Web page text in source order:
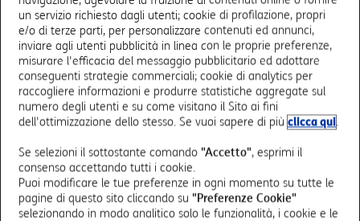
Mobile Edge Computing: il caso
d’applicazione delle Smart City
Tra le molteplici possibilità offerte dal Mobile Edge
Computing spiccano anche le applicazioni per le Smart
City. Infatti, questa tecnologia consente alle pubbliche
migliorano la qualità della vita dei cittadini e l’efficienza
operativa delle città.
Alcuni esempi pratici includono:
un servizio richiesto dagli utenti; cookie di profilazione, propri
e/o di terze parti, per personalizzare contenuti ed annunci,
inviare agli utenti pubblicità in linea con le proprie preferenze,
misurare l'efficacia del messaggio pubblicitario ed adottare
conseguenti strategie commerciali; cookie di analytics per
raccogliere informazioni e produrre statistiche aggregate sul
numero degli utenti e su come visitano il Sito ai fini
dell'ottimizzazione dello stesso. Se vuoi sapere di più clicca qui.
Se selezioni il sottostante comando "Accetto", esprimi il
consenso accettando tutti i cookie.
Puoi modificare le tue preferenze in ogni momento su tutte le
pagine di questo sito cliccando su "Preferenze Cookie"
selezionando in modo analitico solo le funzionalità, i cookie e le